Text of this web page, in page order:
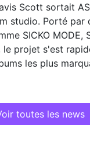
Scott sortait
studio. Porté par
SICKO MODE,
le projet s'est
les plus
toutes les news